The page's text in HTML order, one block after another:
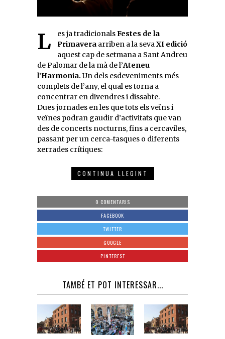
Les ja tradicionalsFestes de la
Primavera arriben a la sevaXI edició
aquest cap de setmana a Sant Andreu
de Palomar de la mà de l’Ateneu
l’Harmonia. Un dels esdeveniments més
complets de l’any, el qual es torna a
concentrar en divendres i dissabte.
Dues jornades en les que tots els veïns i
veïnes podran gaudir d’activitats que van
des de concerts nocturns, fins a cercaviles,
passant per un cerca-tasques o diferents
xerrades crítiques:
CONTINUA LLEGINT
0 COMENTARIS
FACEBOOK
TWITTER
GOOGLE
PINTEREST
TAMBÉ ET POT INTERESSAR...